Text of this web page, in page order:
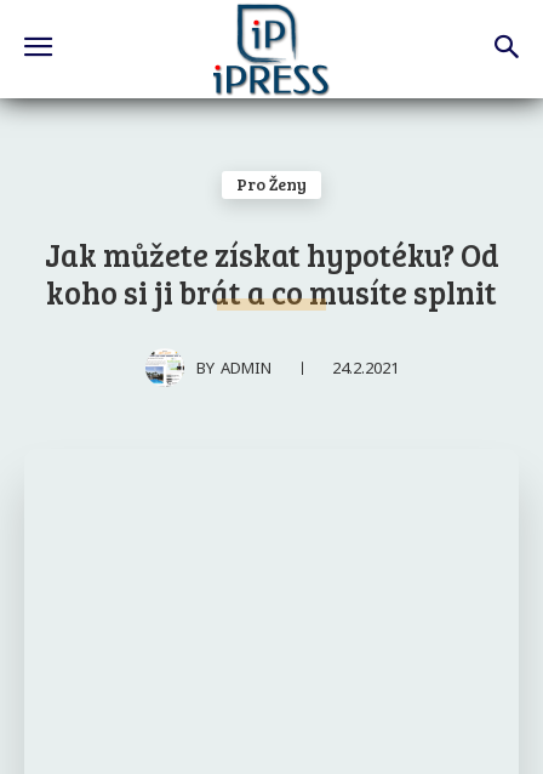
Pro Ženy
Jak můžete získat hypotéku? Od
koho si ji brát a co musíte splnit
BY ADMIN 24.2.2021